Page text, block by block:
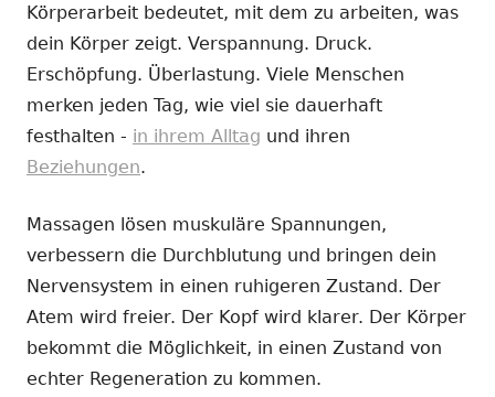
Körperarbeit bedeutet, mit dem zu arbeiten, was
dein Körper zeigt. Verspannung. Druck.
Erschöpfung. Überlastung. Viele Menschen
merken jeden Tag, wie viel sie dauerhaft
festhalten - in ihrem Alltag und ihren
Beziehungen.
Massagen lösen muskuläre Spannungen,
verbessern die Durchblutung und bringen dein
Nervensystem in einen ruhigeren Zustand. Der
Atem wird freier. Der Kopf wird klarer. Der Körper
bekommt die Möglichkeit, in einen Zustand von
echter Regeneration zu kommen.